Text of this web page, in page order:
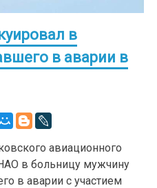
в
в аварии в
авиационного
в больницу мужчину
в аварии с участием